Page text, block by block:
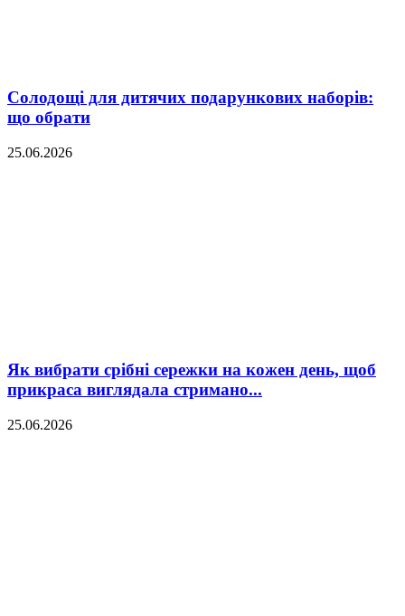
Солодощі для дитячих подарункових наборів:
що обрати
25.06.2026
Як вибрати срібні сережки на кожен день, щоб
прикраса виглядала стримано...
25.06.2026